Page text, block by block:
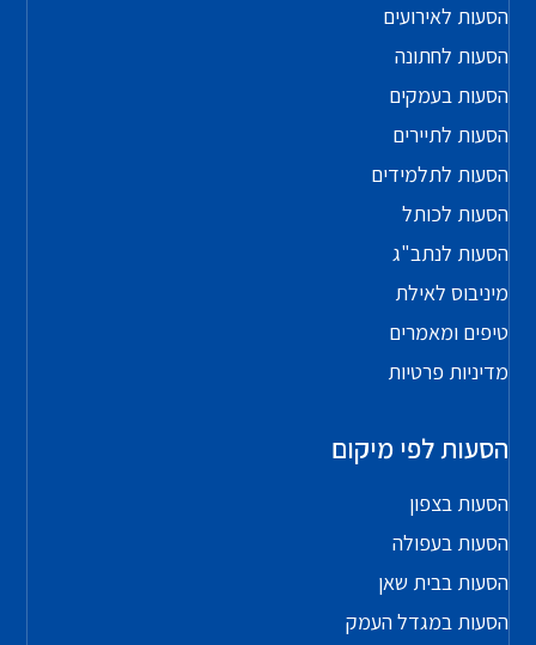
הסעות לאירועים
הסעות לחתונה
הסעות בעמקים
הסעות לתיירים
הסעות לתלמידים
הסעות לכותל
הסעות לנתב"ג
מיניבוס לאילת
טיפים ומאמרים
מדיניות פרטיות
הסעות לפי מיקום
הסעות בצפון
הסעות בעפולה
הסעות בבית שאן
הסעות במגדל העמק